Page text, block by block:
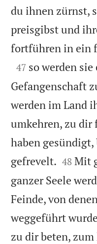
du ihnen zürnst,
preisgibst und
fortführen in ein

47 so werden
Gefangenschaft
werden im Land
umkehren, zu
haben
gefrevelt. 

48 Mit
ganzer Seele
Feinde, von
weggeführt
zu dir beten,